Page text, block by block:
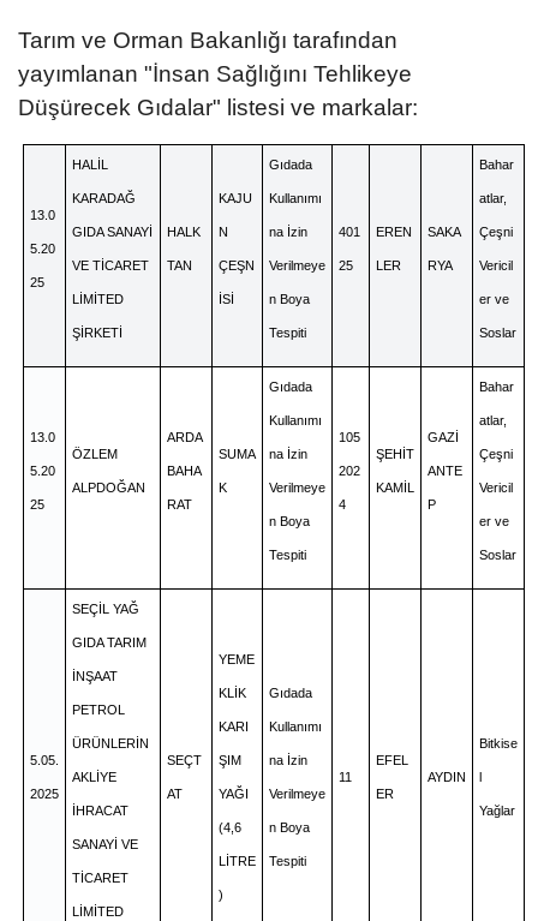
Tarım ve Orman Bakanlığı tarafından
yayımlanan "İnsan Sağlığını Tehlikeye
Düşürecek Gıdalar" listesi ve markalar:
13.0
5.20
25
HALİL
KARADAĞ
GIDA SANAYİ
VE TİCARET
LİMİTED
ŞİRKETİ
HALK
TAN
KAJU
N
ÇEŞN
İSİ
Gıdada
Kullanımı
na İzin
Verilmeye
n Boya
Tespiti
401
25
EREN
LER
SAKA
RYA
Bahar
atlar,
Çeşni
Vericil
er ve
Soslar
13.0
5.20
25
ÖZLEM
ALPDOĞAN
ARDA
BAHA
RAT
SUMA
K
Gıdada
Kullanımı
na İzin
Verilmeye
n Boya
Tespiti
105
202
4
ŞEHİT
KAMİL
GAZİ
ANTE
P
Bahar
atlar,
Çeşni
Vericil
er ve
Soslar
5.05.
2025
SEÇİL YAĞ
GIDA TARIM
İNŞAAT
PETROL
ÜRÜNLERİN
AKLİYE
İHRACAT
SANAYİ VE
TİCARET
LİMİTED
SEÇT
AT
YEME
KLİK
KARI
ŞIM
YAĞI
(4,6
LİTRE
)
Gıdada
Kullanımı
na İzin
Verilmeye
n Boya
Tespiti
11
EFEL
ER
AYDIN
Bitkise
Yağlar